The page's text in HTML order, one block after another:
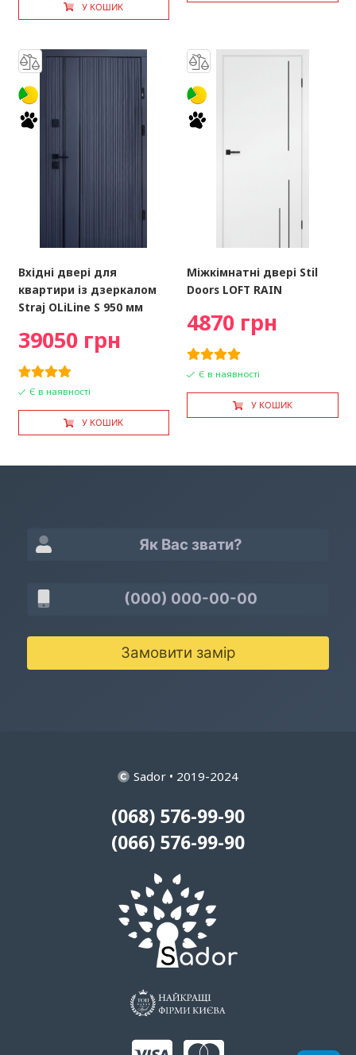
У КОШИК
Вхідні двері для
квартири із дзеркалом
Straj OLiLine S 950 мм
39050 грн
Є в наявності
У КОШИК
Міжкімнатні двері Stil
Doors LOFT RAIN
4870 грн
Є в наявності
У КОШИК
Замовити замір
Sador • 2019-2024
(068) 576-99-90
(066) 576-99-90